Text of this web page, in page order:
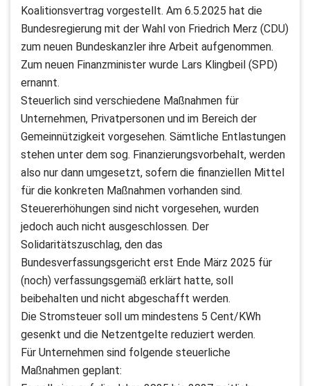
Koalitionsvertrag vorgestellt. Am 6.5.2025 hat die
Bundesregierung mit der Wahl von Friedrich Merz (CDU)
zum neuen Bundeskanzler ihre Arbeit aufgenommen.
Zum neuen Finanzminister wurde Lars Klingbeil (SPD)
ernannt.
Steuerlich sind verschiedene Maßnahmen für
Unternehmen, Privatpersonen und im Bereich der
Gemeinnützigkeit vorgesehen. Sämtliche Entlastungen
stehen unter dem sog. Finanzierungsvorbehalt, werden
also nur dann umgesetzt, sofern die finanziellen Mittel
für die konkreten Maßnahmen vorhanden sind.
Steuererhöhungen sind nicht vorgesehen, wurden
jedoch auch nicht ausgeschlossen. Der
Solidaritätszuschlag, den das
Bundesverfassungsgericht erst Ende März 2025 für
(noch) verfassungsgemäß erklärt hatte, soll
beibehalten und nicht abgeschafft werden.
Die Stromsteuer soll um mindestens 5 Cent/KWh
gesenkt und die Netzentgelte reduziert werden.
Für Unternehmen sind folgende steuerliche
Maßnahmen geplant: